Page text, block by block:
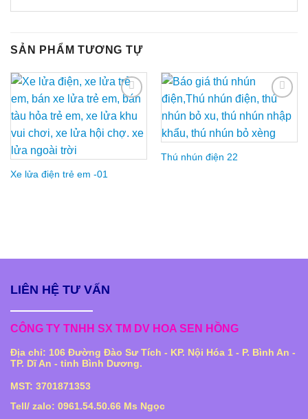
SẢN PHẨM TƯƠNG TỰ
Wishlist
Xe lửa điện trẻ em -01
Wishlist
Thú nhún điện 22
LIÊN HỆ TƯ VẤN
CÔNG TY TNHH SX TM DV HOA SEN HỒNG
Địa chỉ: 106 Đường Đào Sư Tích - KP. Nội Hóa 1 - P. Bình An -
TP. Dĩ An - tỉnh Bình Dương.
MST: 3701871353
Tell/ zalo: 0961.54.50.66 Ms Ngọc